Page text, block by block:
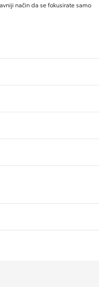
način da se fokusirate samo